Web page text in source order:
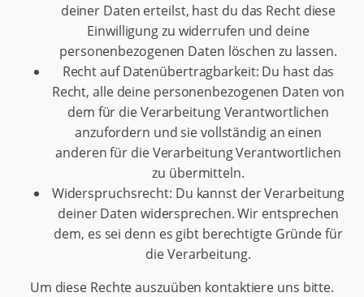
deiner Daten erteilst, hast du das Recht diese
Einwilligung zu widerrufen und deine
personenbezogenen Daten löschen zu lassen.
Recht auf Datenübertragbarkeit: Du hast das
Recht, alle deine personenbezogenen Daten von
dem für die Verarbeitung Verantwortlichen
anzufordern und sie vollständig an einen
anderen für die Verarbeitung Verantwortlichen
zu übermitteln.
Widerspruchsrecht: Du kannst der Verarbeitung
deiner Daten widersprechen. Wir entsprechen
dem, es sei denn es gibt berechtigte Gründe für
die Verarbeitung.
Um diese Rechte auszuüben kontaktiere uns bitte.